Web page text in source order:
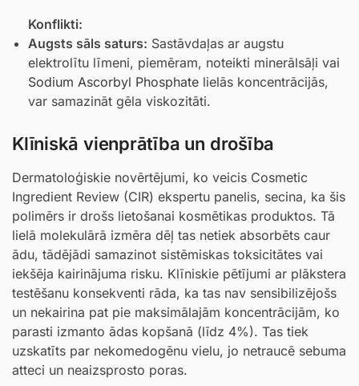
Konflikti:
Augsts sāls saturs: Sastāvdaļas ar augstu
elektrolītu līmeni, piemēram, noteikti minerālsāļi vai
Sodium Ascorbyl Phosphate lielās koncentrācijās,
var samazināt gēla viskozitāti.
Klīniskā vienprātība un drošība
Dermatoloģiskie novērtējumi, ko veicis Cosmetic
Ingredient Review (CIR) ekspertu panelis, secina, ka šis
polimērs ir drošs lietošanai kosmētikas produktos. Tā
lielā molekulārā izmēra dēļ tas netiek absorbēts caur
ādu, tādējādi samazinot sistēmiskas toksicitātes vai
iekšēja kairinājuma risku. Klīniskie pētījumi ar plākstera
testēšanu konsekventi rāda, ka tas nav sensibilizējošs
un nekairina pat pie maksimālajām koncentrācijām, ko
parasti izmanto ādas kopšanā (līdz 4%). Tas tiek
uzskatīts par nekomedogēnu vielu, jo netraucē sebuma
atteci un neaizsprosto poras.